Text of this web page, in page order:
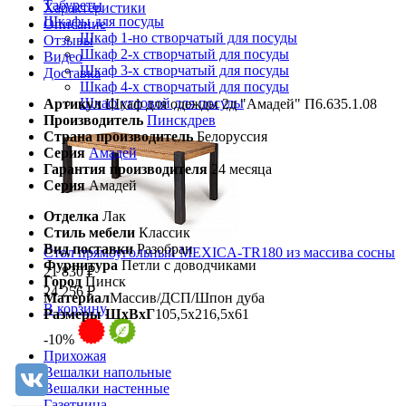
Табуреты
Шкафы для посуды
Шкаф 1-но створчатый для посуды
Шкаф 2-х створчатый для посуды
Шкаф 3-х створчатый для посуды
Шкаф 4-х створчатый для посуды
Шкаф угловой для посуды
Стол прямоугольный MEXICA-TR180 из массива сосны
21 830 ₽
24 256 ₽
В корзину
-10%
Прихожая
Вешалки напольные
Вешалки настенные
Характеристики
Описание
Отзывы
Видео
Доставка
Артикул Шкаф для одежды 2д "Амадей" П6.635.1.08
Производитель Пинскдрев
Страна производитель Белоруссия
Серия Амадей
Гарантия производителя 24 месяца
Серия Амадей
Отделка Лак
Стиль мебели Классик
Вид поставки Разобран
Фурнитура Петли с доводчиками
Город Пинск
МатериалМассив/ДСП/Шпон дуба
Размеры ШхВхГ105,5х216,5х61